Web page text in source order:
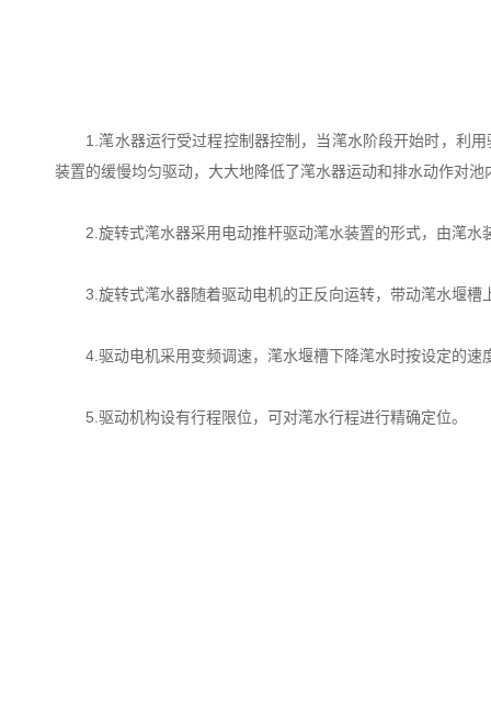
1.滗水器运行受过程控制器控制，当滗水阶段开始时，利用
装置的缓慢均匀驱动，大大地降低了滗水器运动和排水动作对池
2.旋转式滗水器采用电动推杆驱动滗水装置的形式，由滗水
3.旋转式滗水器随着驱动电机的正反向运转，带动滗水堰槽
4.驱动电机采用变频调速，滗水堰槽下降滗水时按设定的速
5.驱动机构设有行程限位，可对滗水行程进行精确定位。